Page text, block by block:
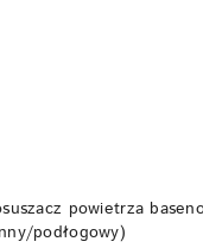
powietrza
podłogowy)